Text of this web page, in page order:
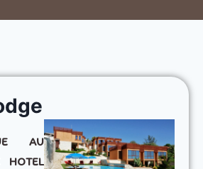
AU
HOTEL